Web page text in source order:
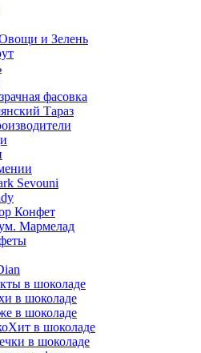
и Зелень
фасовка
Тараз
Sevouni
Конфет
Мармелад
в шоколаде
в шоколаде
в шоколаде
в шоколаде
в шоколаде